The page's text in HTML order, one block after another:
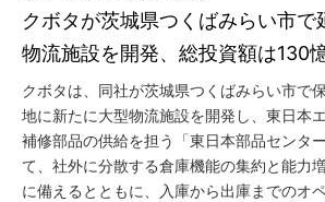
クボタが茨城県つくばみらい市
物流施設を開発、総投資額は130
クボタは、同社が茨城県つくばみらい市で
地に新たに大型物流施設を開発し、東日本
補修部品の供給を担う「東日本部品センタ
て、社外に分散する倉庫機能の集約と能力
に備えるとともに、入庫から出庫までのオ